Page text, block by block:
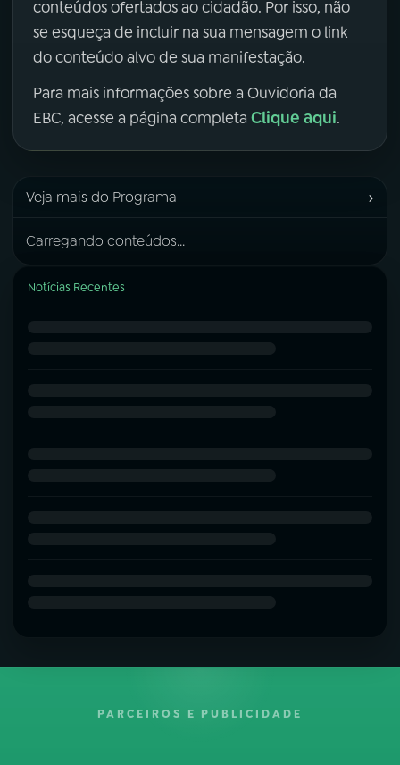
conteúdos ofertados ao cidadão. Por isso, não
se esqueça de incluir na sua mensagem o link
do conteúdo alvo de sua manifestação.
Para mais informações sobre a Ouvidoria da
EBC, acesse a página completa Clique aqui.
Veja mais do Programa ›
Carregando conteúdos...
Notícias Recentes
PARCEIROS E PUBLICIDADE